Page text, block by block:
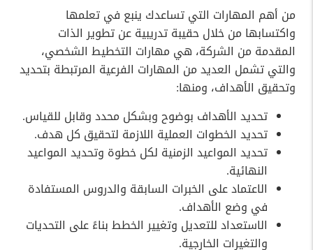
من أهم المهارات التي تساعدك ينبع في تعلمها
واكتسابها من خلال حقيبة تدريبية عن تطوير الذات
المقدمة من الشركة، هي مهارات التخطيط الشخصي،
والتي تشمل العديد من المهارات الفرعية المرتبطة بتحديد
وتحقيق الأهداف، ومنها:
تحديد الأهداف بوضوح وبشكل محدد وقابل للقياس.
تحديد الخطوات العملية اللازمة لتحقيق كل هدف.
تحديد المواعيد الزمنية لكل خطوة وتحديد المواعيد
النهائية.
الاعتماد على الخبرات السابقة والدروس المستفادة
في وضع الأهداف.
الاستعداد للتعديل وتغيير الخطط بناءً على التحديات
والتغيرات الخارجية.